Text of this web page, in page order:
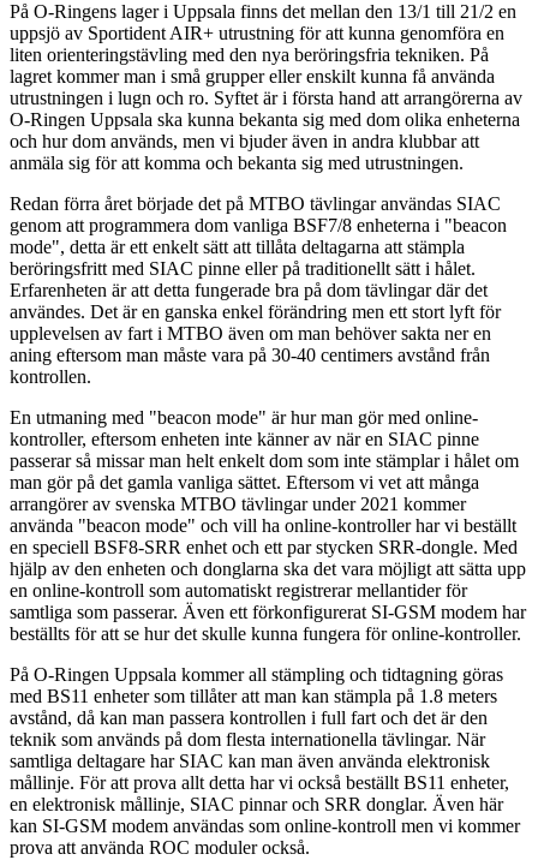
På O-Ringens lager i Uppsala finns det mellan den 13/1 till 21/2 en
uppsjö av Sportident AIR+ utrustning för att kunna genomföra en
liten orienteringstävling med den nya beröringsfria tekniken. På
lagret kommer man i små grupper eller enskilt kunna få använda
utrustningen i lugn och ro. Syftet är i första hand att arrangörerna av
O-Ringen Uppsala ska kunna bekanta sig med dom olika enheterna
och hur dom används, men vi bjuder även in andra klubbar att
anmäla sig för att komma och bekanta sig med utrustningen.
Redan förra året började det på MTBO tävlingar användas SIAC
genom att programmera dom vanliga BSF7/8 enheterna i "beacon
mode", detta är ett enkelt sätt att tillåta deltagarna att stämpla
beröringsfritt med SIAC pinne eller på traditionellt sätt i hålet.
Erfarenheten är att detta fungerade bra på dom tävlingar där det
användes. Det är en ganska enkel förändring men ett stort lyft för
upplevelsen av fart i MTBO även om man behöver sakta ner en
aning eftersom man måste vara på 30-40 centimers avstånd från
kontrollen.
En utmaning med "beacon mode" är hur man gör med online-
kontroller, eftersom enheten inte känner av när en SIAC pinne
passerar så missar man helt enkelt dom som inte stämplar i hålet om
man gör på det gamla vanliga sättet. Eftersom vi vet att många
arrangörer av svenska MTBO tävlingar under 2021 kommer
använda "beacon mode" och vill ha online-kontroller har vi beställt
en speciell BSF8-SRR enhet och ett par stycken SRR-dongle. Med
hjälp av den enheten och donglarna ska det vara möjligt att sätta upp
en online-kontroll som automatiskt registrerar mellantider för
samtliga som passerar. Även ett förkonfigurerat SI-GSM modem har
beställts för att se hur det skulle kunna fungera för online-kontroller.
På O-Ringen Uppsala kommer all stämpling och tidtagning göras
med BS11 enheter som tillåter att man kan stämpla på 1.8 meters
avstånd, då kan man passera kontrollen i full fart och det är den
teknik som används på dom flesta internationella tävlingar. När
samtliga deltagare har SIAC kan man även använda elektronisk
mållinje. För att prova allt detta har vi också beställt BS11 enheter,
en elektronisk mållinje, SIAC pinnar och SRR donglar. Även här
kan SI-GSM modem användas som online-kontroll men vi kommer
prova att använda ROC moduler också.